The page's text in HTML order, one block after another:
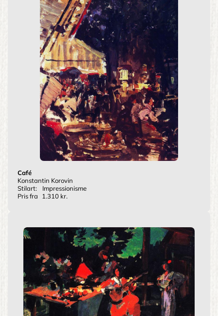
Café
Konstantin Korovin
Stilart:
Impressionisme
Pris fra
1.310 kr.